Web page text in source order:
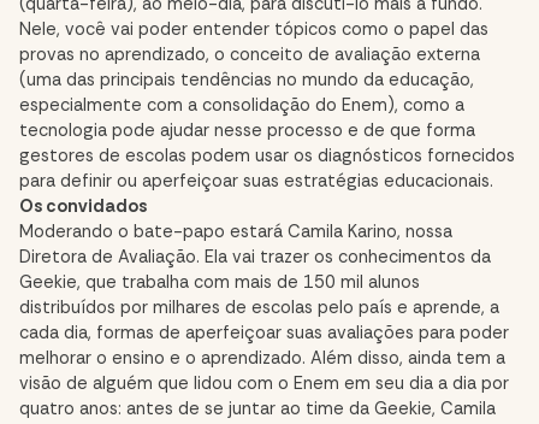
Nele, você vai poder entender tópicos como o papel das
provas no aprendizado, o conceito de avaliação externa
(uma das principais tendências no mundo da educação,
especialmente com a consolidação do Enem), como a
tecnologia pode ajudar nesse processo e de que forma
gestores de escolas podem usar os diagnósticos fornecidos
para definir ou aperfeiçoar suas estratégias educacionais.
Os convidados
Moderando o bate-papo estará Camila Karino, nossa
Diretora de Avaliação. Ela vai trazer os conhecimentos da
Geekie, que trabalha com mais de 150 mil alunos
distribuídos por milhares de escolas pelo país e aprende, a
cada dia, formas de aperfeiçoar suas avaliações para poder
melhorar o ensino e o aprendizado. Além disso, ainda tem a
visão de alguém que lidou com o Enem em seu dia a dia por
quatro anos: antes de se juntar ao time da Geekie, Camila